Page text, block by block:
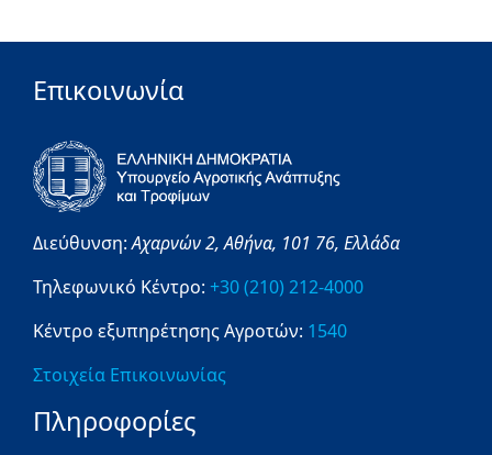
Επικοινωνία
Διεύθυνση:Αχαρνών 2,Αθήνα, 101 76, Ελλάδα
Τηλεφωνικό Κέντρο: +30 (210) 212-4000
Κέντρο εξυπηρέτησης Αγροτών: 1540
Στοιχεία Επικοινωνίας
Πληροφορίες